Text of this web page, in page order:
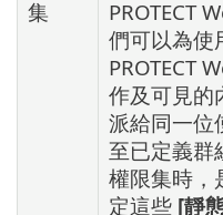
集
PROTECT
們可以為使
PROTECT
作及可見的
派給同一位
至已定義群
權限集時，
定這些 [靜